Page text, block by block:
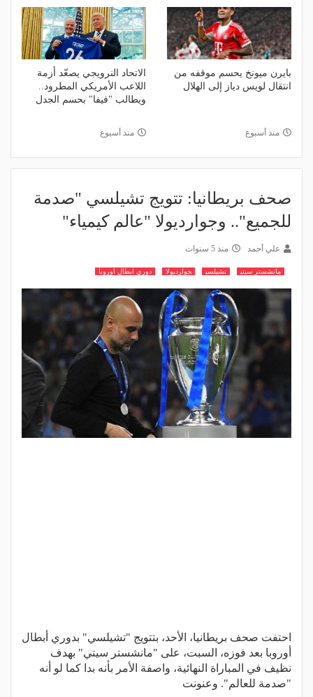
بايرن ميونخ يحسم موقفه من
انتقال لويس دياز إلى الهلال
منذ أسبوع
الاتحاد النرويجي يصعّد أزمة
اللاعب الأمريكي المطرود..
ويطالب "فيفا" بحسم الجدل
منذ أسبوع
صحف بريطانيا: تتويج تشيلسي "صدمة
للجميع".. وجوارديولا "عالم كيمياء"
علي أحمد منذ 5 سنوات
مانشستر سيتي تشيلسي جوارديولا دوري ابطال اوروبا
احتفت صحف بريطانيا، الأحد، بتتويج "تشيلسي" بدوري أبطال
أوروبا بعد فوزه، السبت، على "مانشستر سيتي" بهدف
نظيف في المباراة النهائية، واصفة الأمر بأنه بدا كما لو أنه
"صدمة للعالم". وعنونت